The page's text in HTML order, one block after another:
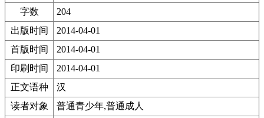
字数
204
出版时间
2014-04-01
首版时间
2014-04-01
印刷时间
2014-04-01
正文语种
汉
读者对象
普通青少年,普通成人